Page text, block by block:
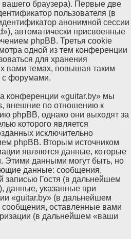
браузера). Первые две
пользователя (в
анонимной сессии
автоматически присвоенные
phpBB. Третья cookie
одной из тем конференции
для хранения
вами темах, повышая таким
с форумами.
конференции «guitar.by» мы
внешние по отношению к
phpBB, однако они выходят за
которого является
исключительно
phpBB. Вторым источником
являются данные, которые
Этими данными могут быть, но
данные: сообщения,
записью Гостя (в дальнейшем
данные, указанные при
«guitar.by» (в дальнейшем
сообщения, оставленные вами
(в дальнейшем «ваши